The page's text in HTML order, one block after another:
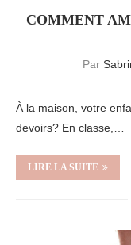
COMMENT
Par
À la maison, votre
devoirs? En classe,…
LIRE LA SUITE